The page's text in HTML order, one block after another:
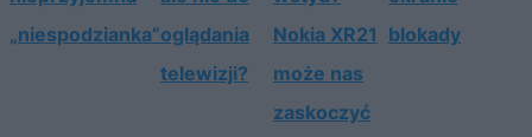
„niespodzianka”oglądania
telewizji?
Nokia XR21
może nas
zaskoczyć
blokady